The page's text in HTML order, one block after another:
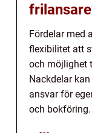
Fördelar med
flexibilitet att
och möjlighet
Nackdelar
ansvar för
och bokföring.